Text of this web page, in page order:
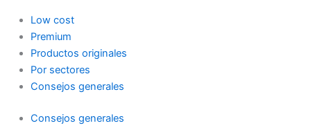
Low cost
Premium
Productos originales
Por sectores
Consejos generales
Consejos generales